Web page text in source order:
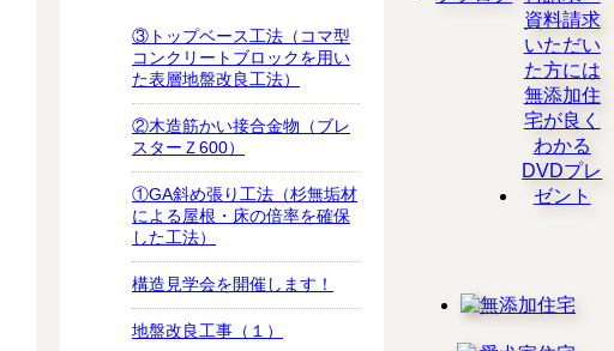
③トップベース工法（コマ型
コンクリートブロックを用い
た表層地盤改良工法）
②木造筋かい接合金物（ブレ
スターＺ600）
①GA斜め張り工法（杉無垢材
による屋根・床の倍率を確保
した工法）
構造見学会を開催します！
地盤改良工事（１）